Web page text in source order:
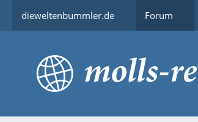
dieweltenbummler.de Forum